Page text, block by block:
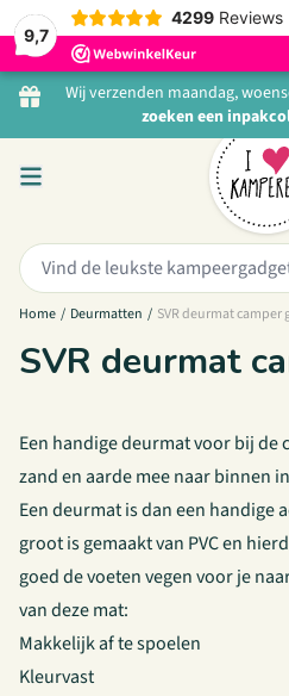
9,7
4299 Reviews
Ga naar de inhoud
Wij verzenden maandag,
zoeken een
Zoeken:
Home / Deurmatten / SVR deurmat camper
SVR deurmat
Een handige deurmat voor bij de
zand en aarde mee naar binnen
Een deurmat is dan een handige
groot is gemaakt van PVC en
goed de voeten vegen voor je
van deze mat:
Makkelijk af te spoelen
Kleurvast